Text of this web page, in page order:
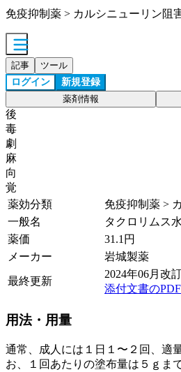
免疫抑制薬 > カルシニューリン阻
記事 ツール
ログイン 新規登録
薬剤情報
後
毒
劇
麻
向
覚
薬効分類
免疫抑制薬 >
一般名
タクロリムス
薬価
31.1 円
メーカー
岩城製薬
最終更新
2024年06月改
添付文書の
用法・用量
通常、成人には１日１〜２回、適
お、１回あたりの塗布量は５ｇま